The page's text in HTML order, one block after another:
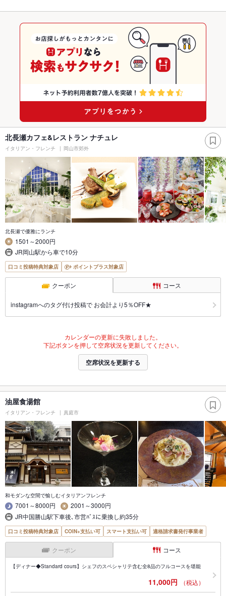
北長瀬カフェ&レストラン ナチュレ
イタリアン・フレンチ 岡山市郊外
北長瀬で優雅にランチ
1501～2000円
JR岡山駅から車で10分
口コミ投稿特典対象店 ポイントプラス対象店
クーポン コース
instagramへのタグ付け投稿で お会計より5％OFF★
カレンダーの更新に失敗しました。
下記ボタンを押して空席状況を更新してください。
空席状況を更新する
油屋食湯館
イタリアン・フレンチ 真庭市
和モダンな空間で愉しむイタリアンフレンチ
7001～8000円
2001～3000円
JR中国勝山駅下車後､市営ﾊﾞｽに乗換し約35分
口コミ投稿特典対象店 COIN+支払い可 スマート支払い可 適格請求書発行事業者
クーポン コース
【ディナー◆Standard cours】シェフのスペシャリテ含む全8品のフルコースを堪能
11,000円 （税込）